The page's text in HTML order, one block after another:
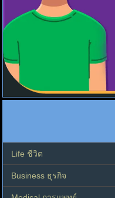
Life ชีวิต
Business ธุรกิจ